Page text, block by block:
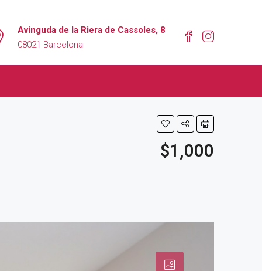
Avinguda de la Riera de Cassoles, 8
08021 Barcelona
$1,000